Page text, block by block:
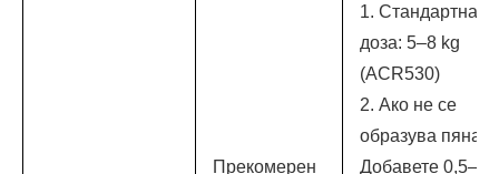
Прекомерен
1. Стандартна
доза: 5–8 kg
(ACR530)
2. Ако не се
образува пяна:
Добавете 0,5–